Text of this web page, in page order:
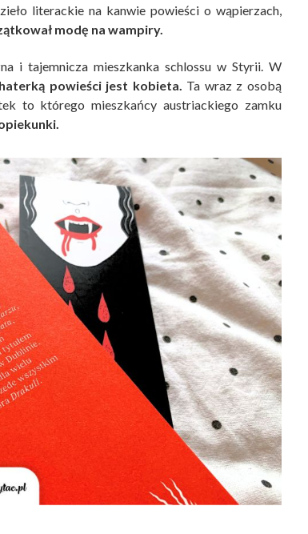
literackie na kanwie powieści o wąpierzach,
modę na wampiry.
i tajemnicza mieszkanka schlossu w Styrii. W
powieści jest kobieta. Ta wraz z osobą
to którego mieszkańcy austriackiego zamku